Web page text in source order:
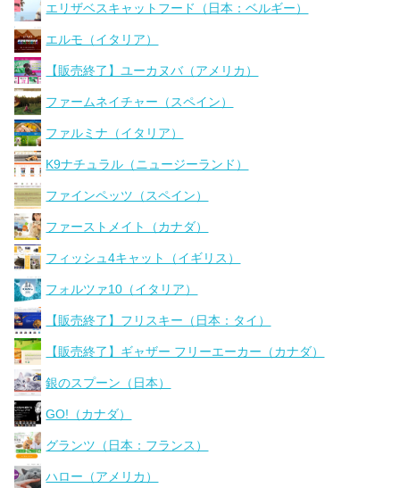
エリザベスキャットフード（日本：ベルギー）
エルモ（イタリア）
【販売終了】ユーカヌバ（アメリカ）
ファームネイチャー（スペイン）
ファルミナ（イタリア）
K9ナチュラル（ニュージーランド）
ファインペッツ（スペイン）
ファーストメイト（カナダ）
フィッシュ4キャット（イギリス）
フォルツァ10（イタリア）
【販売終了】フリスキー（日本：タイ）
【販売終了】ギャザー フリーエーカー（カナダ）
銀のスプーン（日本）
GO!（カナダ）
グランツ（日本：フランス）
ハロー（アメリカ）